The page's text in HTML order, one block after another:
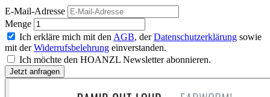
E-Mail-Adresse
Menge
Ich erkläre mich mit den AGB, derDatenschutzerklärung sowie
mit derWiderrufsbelehrung einverstanden.
Ich möchte den HOANZL Newsletter abonnieren.